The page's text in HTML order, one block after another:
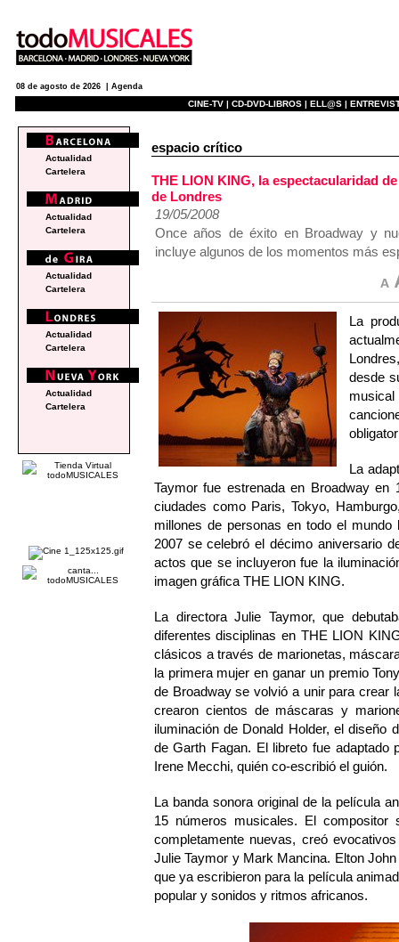
08 de agosto de 2026 | Agenda
CINE-TV | CD-DVD-LIBROS | ELL@S |
espacio crítico
THE LION KING, la espectacularidad
de Londres
19/05/2008
Once años de éxito en Broadway y
incluye algunos de los momentos más
La
desde
La
Taymor fue estrenada en Broadway
ciudades como Paris, Tokyo,
millones de personas en todo el
2007 se celebró el décimo aniversario
actos que se incluyeron fue la
imagen gráfica THE LION KING.
La directora Julie Taymor, que
diferentes disciplinas en THE LION
clásicos a través de marionetas,
la primera mujer en ganar un premio
de Broadway se volvió a unir para crear
crearon cientos de máscaras y
iluminación de Donald Holder, el diseño
de Garth Fagan. El libreto fue adaptado
Irene Mecchi, quién co-escribió el guión.
La banda sonora original de la película
15 números musicales. El compositor
completamente nuevas, creó
Julie Taymor y Mark Mancina. Elton
que ya escribieron para la película
popular y sonidos y ritmos africanos.
Actualidad
Cartelera
Actualidad
Cartelera
Actualidad
Cartelera
Actualidad
Cartelera
Actualidad
Cartelera